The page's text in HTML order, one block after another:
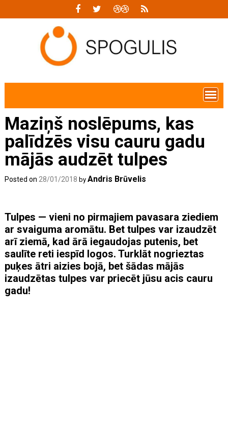
Maziņš noslēpums, kas
palīdzēs visu cauru gadu
mājās audzēt tulpes
Posted on 28/01/2018 byAndris Brūvelis
Tulpes — vieni no pirmajiem pavasara ziediem
ar svaiguma aromātu. Bet tulpes var izaudzēt
arī ziemā, kad ārā iegaudojas putenis, bet
saulīte reti iespīd logos. Turklāt nogrieztas
puķes ātri aizies bojā, bet šādas mājās
izaudzētas tulpes var priecēt jūsu acis cauru
gadu!